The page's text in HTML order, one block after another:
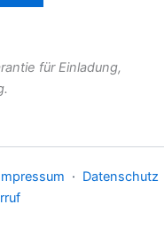
für Einladung,
· Datenschutz